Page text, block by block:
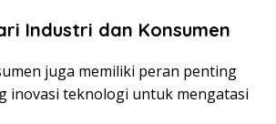
Industri dan Konsumen
juga memiliki peran penting
inovasi teknologi untuk mengatasi